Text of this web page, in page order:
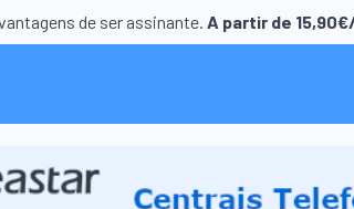
de ser assinante. A partir de